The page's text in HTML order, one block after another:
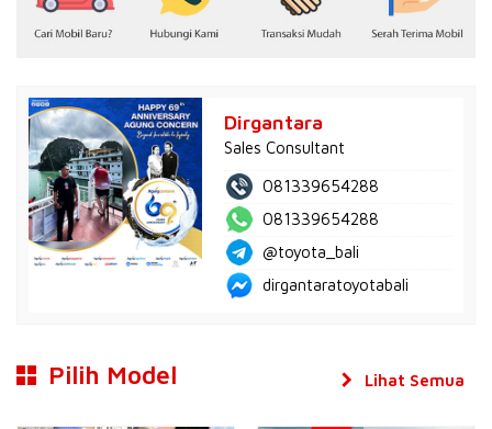
Dirgantara
Sales Consultant
081339654288
081339654288
@toyota_bali
dirgantaratoyotabali
Pilih Model Lihat Semua